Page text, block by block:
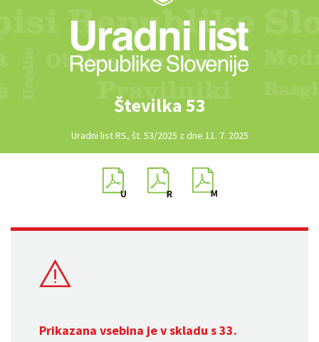
Številka 53
Uradni list RS, št. 53/2025 z dne 11. 7. 2025
Prikazana vsebina je v skladu s 33.